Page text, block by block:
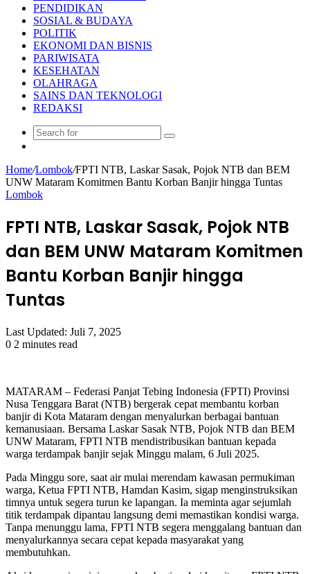
PENDIDIKAN
SOSIAL & BUDAYA
POLITIK
EKONOMI DAN BISNIS
PARIWISATA
KESEHATAN
OLAHRAGA
SAINS DAN TEKNOLOGI
REDAKSI
Search
Home/Lombok/FPTI NTB, Laskar Sasak, Pojok NTB dan BEM
UNW Mataram Komitmen Bantu Korban Banjir hingga Tuntas
Lombok
FPTI NTB, Laskar Sasak, Pojok NTB
dan BEM UNW Mataram Komitmen
Bantu Korban Banjir hingga
Tuntas
Last Updated: Juli 7, 2025
0 2 minutes read
MATARAM – Federasi Panjat Tebing Indonesia (FPTI) Provinsi
Nusa Tenggara Barat (NTB) bergerak cepat membantu korban
banjir di Kota Mataram dengan menyalurkan berbagai bantuan
kemanusiaan. Bersama Laskar Sasak NTB, Pojok NTB dan BEM
UNW Mataram, FPTI NTB mendistribusikan bantuan kepada
warga terdampak banjir sejak Minggu malam, 6 Juli 2025.
Pada Minggu sore, saat air mulai merendam kawasan permukiman
warga, Ketua FPTI NTB, Hamdan Kasim, sigap menginstruksikan
timnya untuk segera turun ke lapangan. Ia meminta agar sejumlah
titik terdampak dipantau langsung demi memastikan kondisi warga.
Tanpa menunggu lama, FPTI NTB segera menggalang bantuan dan
menyalurkannya secara cepat kepada masyarakat yang
membutuhkan.